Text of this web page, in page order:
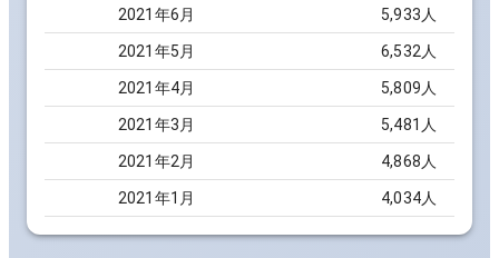
2021 年6 月 5,933 人
2021 年5 月 6,532 人
2021 年4月 5,809 人
2021 年3 月 5,481 人
2021 年2 月 4,868 人
2021 年1 月 4,034人